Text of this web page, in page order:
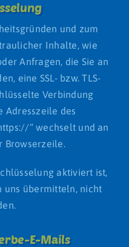
und zum
Inhalte, wie
Anfragen, die Sie an
eine SSL- bzw. TLS-
Verbindung
Adresszeile des
“ wechselt und an
Browserzeile.
aktiviert ist,
uns übermitteln, nicht
E-Mails